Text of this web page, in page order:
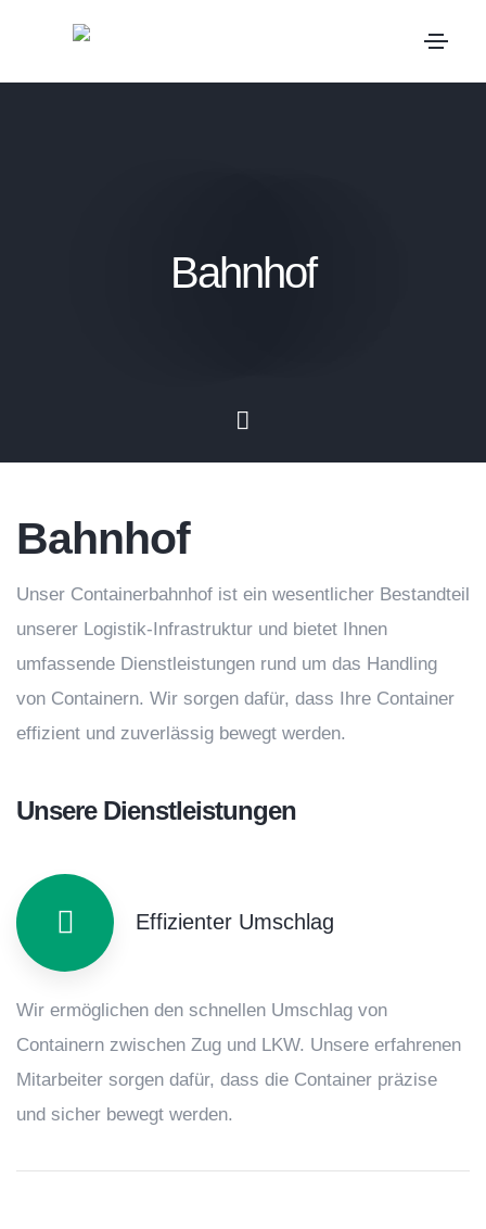
Bahnhof
Bahnhof
Unser Containerbahnhof ist ein wesentlicher Bestandteil
unserer Logistik-Infrastruktur und bietet Ihnen
umfassende Dienstleistungen rund um das Handling
von Containern. Wir sorgen dafür, dass Ihre Container
effizient und zuverlässig bewegt werden.
Unsere Dienstleistungen
Effizienter Umschlag
Wir ermöglichen den schnellen Umschlag von
Containern zwischen Zug und LKW. Unsere erfahrenen
Mitarbeiter sorgen dafür, dass die Container präzise
und sicher bewegt werden.